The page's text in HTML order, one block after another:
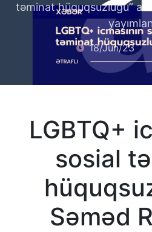
təminat hüquqsuzluğu”
18/Jun/23
LGBTQ+
sosial
Səməd